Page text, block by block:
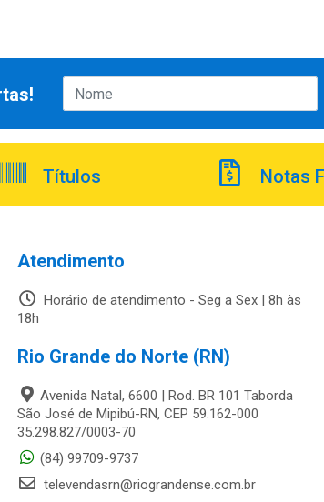
Títulos Notas
Atendimento
Horário de atendimento - Seg a Sex | 8h às
18h
Rio Grande do Norte (RN)
Avenida Natal, 6600 | Rod. BR 101 Taborda
São José de Mipibú-RN, CEP 59.162-000
35.298.827/0003-70
(84) 99709-9737
televendasrn@riograndense.com.br